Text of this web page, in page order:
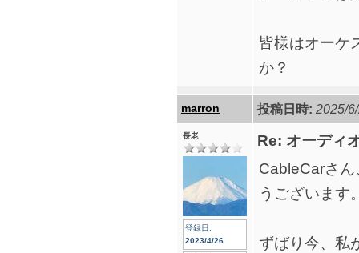
皆様はオーケ
か？
marron 投稿日時: 2025/
長老
登録日:
2023/4/26
Re: オーディ
CableCarさ
うございます
ずばり今、私